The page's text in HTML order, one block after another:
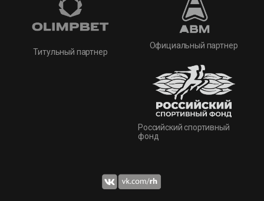
Титульный партнер
Официальный партнер
Российский спортивный
фонд